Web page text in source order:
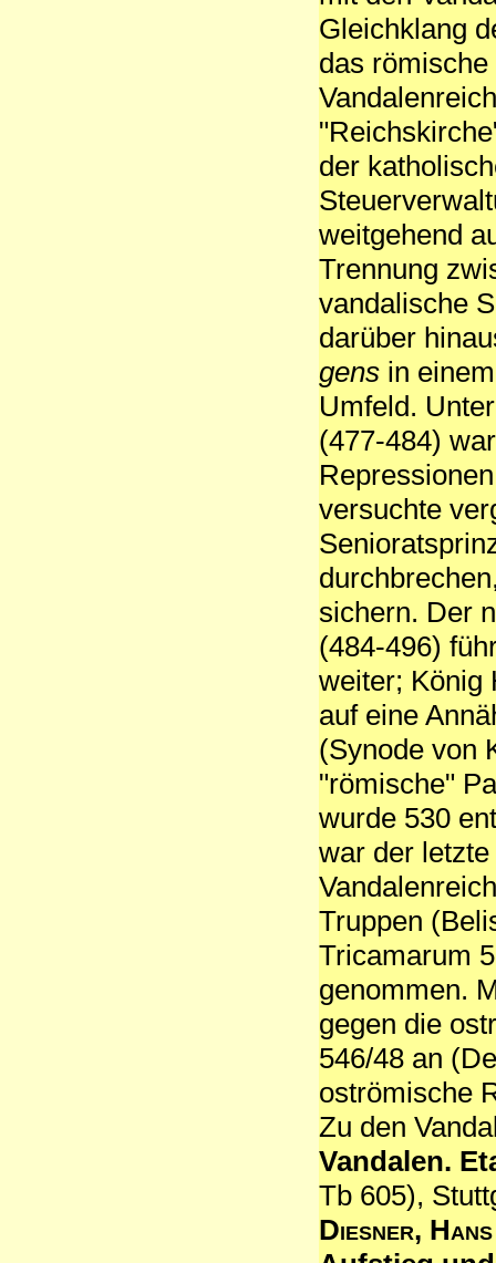
Gleichklang
das
der
weitgehend
Trennung
vandalische
darüber
gens in
Umfeld.
(477-484)
versuchte
sichern. Der
(484-496)
weiter; König
auf eine
(Synode von
"römische"
wurde 530
war der
Truppen
Tricamarum
genommen.
gegen die
546/48 an
oströmische
Zu den
Vandalen.
Tb 605),
Diesner,